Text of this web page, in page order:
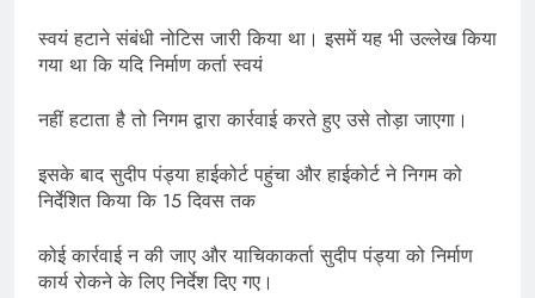
स्वयं हटाने संबंधी नोटिस जारी किया था। इसमें यह भी उल्लेख किया
गया था कि यदि निर्माण कर्ता स्वयं
नहीं हटाता है तो निगम द्वारा कार्रवाई करते हुए उसे तोड़ा जाएगा।
इसके बाद सुदीप पंड्या हाईकोर्ट पहुंचा और हाईकोर्ट ने निगम को
निर्देशित किया कि 15 दिवस तक
कोई कार्रवाई न की जाए और याचिकाकर्ता सुदीप पंड्या को निर्माण
कार्य रोकने के लिए निर्देश दिए गए।